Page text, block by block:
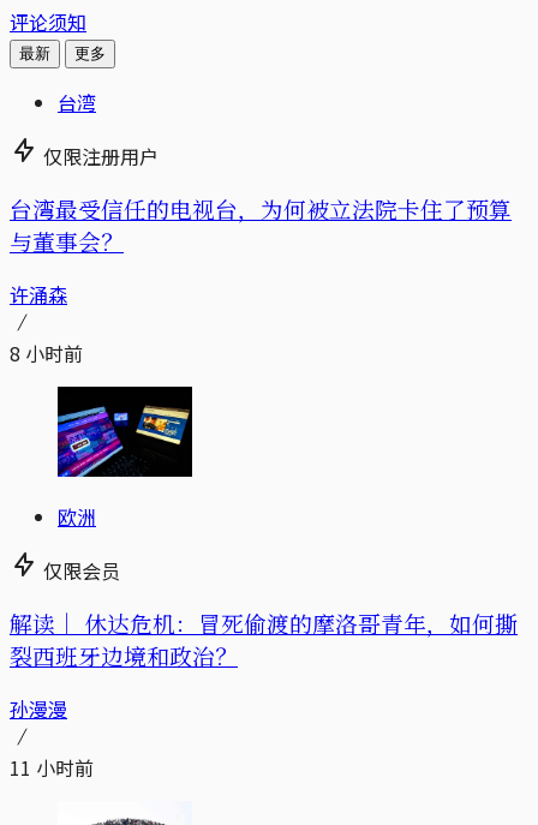
评论须知
最新 更多
台湾
仅限注册用户
台湾最受信任的电视台，为何被立法院卡住了预算
与董事会？
许涌森
8 小时前
欧洲
仅限会员
解读｜ 休达危机：冒死偷渡的摩洛哥青年，如何撕
裂西班牙边境和政治？
孙漫漫
11 小时前